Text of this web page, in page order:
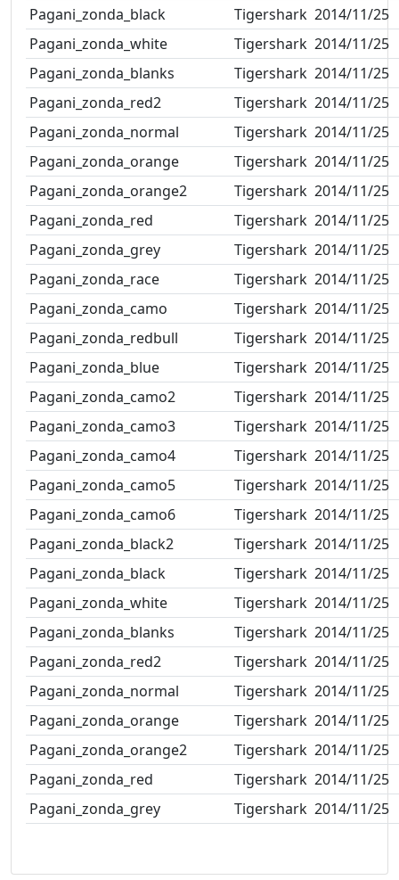
Pagani_zonda_black
Tigershark 2014/11/25
Pagani_zonda_white
Tigershark 2014/11/25
Pagani_zonda_blanks
Tigershark 2014/11/25
Pagani_zonda_red2
Tigershark 2014/11/25
Pagani_zonda_normal
Tigershark 2014/11/25
Pagani_zonda_orange
Tigershark 2014/11/25
Pagani_zonda_orange2
Tigershark 2014/11/25
Pagani_zonda_red
Tigershark 2014/11/25
Pagani_zonda_grey
Tigershark 2014/11/25
Pagani_zonda_race
Tigershark 2014/11/25
Pagani_zonda_camo
Tigershark 2014/11/25
Pagani_zonda_redbull
Tigershark 2014/11/25
Pagani_zonda_blue
Tigershark 2014/11/25
Pagani_zonda_camo2
Tigershark 2014/11/25
Pagani_zonda_camo3
Tigershark 2014/11/25
Pagani_zonda_camo4
Tigershark 2014/11/25
Pagani_zonda_camo5
Tigershark 2014/11/25
Pagani_zonda_camo6
Tigershark 2014/11/25
Pagani_zonda_black2
Tigershark 2014/11/25
Pagani_zonda_black
Tigershark 2014/11/25
Pagani_zonda_white
Tigershark 2014/11/25
Pagani_zonda_blanks
Tigershark 2014/11/25
Pagani_zonda_red2
Tigershark 2014/11/25
Pagani_zonda_normal
Tigershark 2014/11/25
Pagani_zonda_orange
Tigershark 2014/11/25
Pagani_zonda_orange2
Tigershark 2014/11/25
Pagani_zonda_red
Tigershark 2014/11/25
Pagani_zonda_grey
Tigershark 2014/11/25